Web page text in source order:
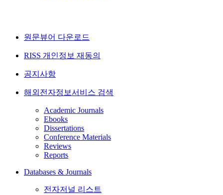
원문뷰어 다운로드
RISS 개인정보 재동의
공지사항
해외전자정보서비스 검색
Academic Journals
Ebooks
Dissertations
Conference Materials
Reviews
Reports
Databases & Journals
전자저널 리스트